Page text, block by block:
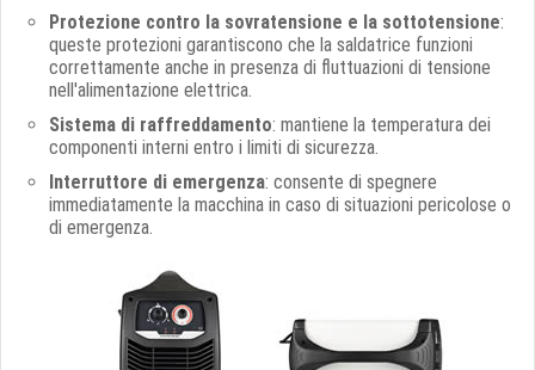
Protezione contro la sovratensione e la sottotensione:
queste protezioni garantiscono che la saldatrice funzioni
correttamente anche in presenza di fluttuazioni di tensione
nell'alimentazione elettrica.
Sistema di raffreddamento: mantiene la temperatura dei
componenti interni entro i limiti di sicurezza.
Interruttore di emergenza: consente di spegnere
immediatamente la macchina in caso di situazioni pericolose o
di emergenza.